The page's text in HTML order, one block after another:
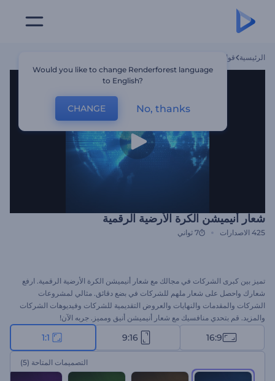
الرئيسية قوالب
شعار أنيميشن الكرة الأرضية الرقمية
425 الاصدارات 7 ثواني
تميز بين كبرى الشركات في مجالك مع شعار أنيميشن الكرة الأرضية الرقمية. ارفع
شعارك واحصل على شعار ملهم للشركات في بضع دقائق. مثالي لمشروعات
الشركات والمقدمات والنهايات والعروض التقديمية للشركات وفيديوهات الشركات
والمزيد. قم بتحدي منافسيك مع شعار أنيميشن أنيق ومميز. جربه الآن!
16:9
9:16
1:1
التصميمات المتاحة (5)
Would you like to change Renderforest language
to English?
CHANGE No, thanks